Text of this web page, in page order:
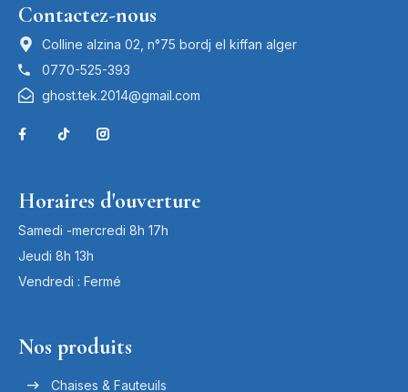
Contactez-nous
Colline alzina 02, n°75 bordj el kiffan alger
0770-525-393
ghost.tek.2014@gmail.com
Horaires d'ouverture
Samedi -mercredi 8h 17h
Jeudi 8h 13h
Vendredi : Fermé
Nos produits
Chaises & Fauteuils